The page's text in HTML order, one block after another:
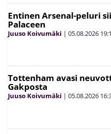
Entinen Arsenal-peluri
Palaceen
Juuso Koivumäki | 05.08.2026
Tottenham avasi
Gakposta
Juuso Koivumäki | 05.08.2026